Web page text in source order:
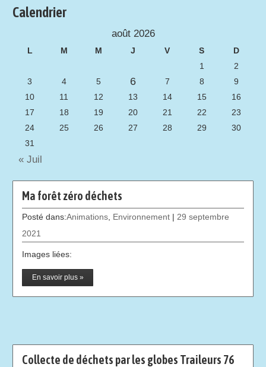
Ma forêt zéro déchets
Posté dans:Animations, Environnement | 29 septembre
2021
Images liées:
En savoir plus »
Collecte de déchets par les globes Traileurs 76
Calendrier
août 2026
L M M J V S
D
1
2
3
4 5 6 7 8
9
10
11 12 13 14 15
16
17
18 19 20 21 22
23
24
25 26 27 28 29
30
31
« Juil